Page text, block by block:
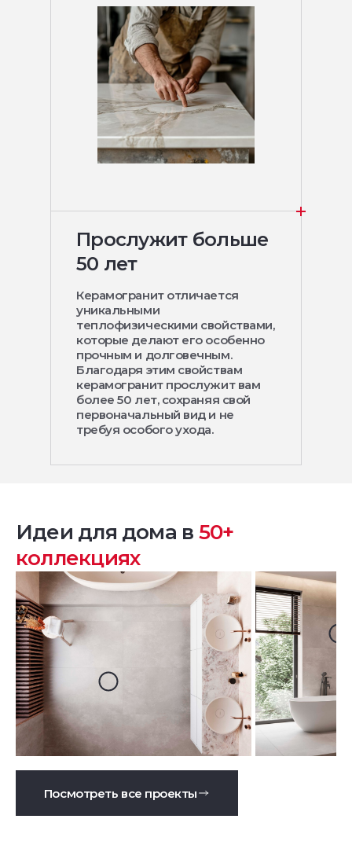
Прослужит больше
50 лет
Керамогранит отличается
уникальными
теплофизическими свойствами,
которые делают его особенно
прочным и долговечным.
Благодаря этим свойствам
керамогранит прослужит вам
более 50 лет, сохраняя свой
первоначальный вид и не
требуя особого ухода.
Идеи для дома в 50+
коллекциях
Посмотреть все проекты